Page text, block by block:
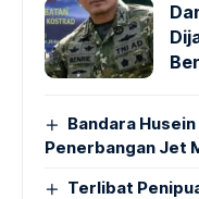
Bandara
Penerbangan Jet
Terlibat